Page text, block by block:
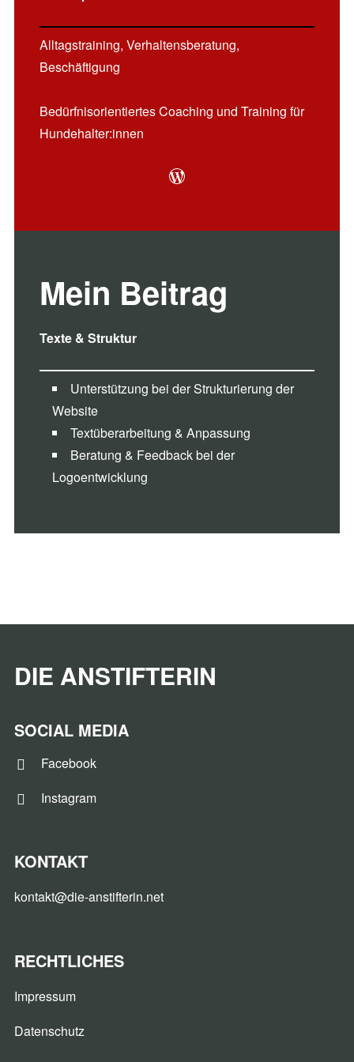
Alltagstraining, Verhaltensberatung,
Beschäftigung
Bedürfnisorientiertes Coaching und Training für
Hundehalter:innen
WordPress
Mein Beitrag
Texte & Struktur
Unterstützung bei der Strukturierung der
Website
Textüberarbeitung & Anpassung
Beratung & Feedback bei der
Logoentwicklung
DIE ANSTIFTERIN
SOCIAL MEDIA
Facebook
Instagram
KONTAKT
kontakt@die-anstifterin.net
RECHTLICHES
Impressum
Datenschutz